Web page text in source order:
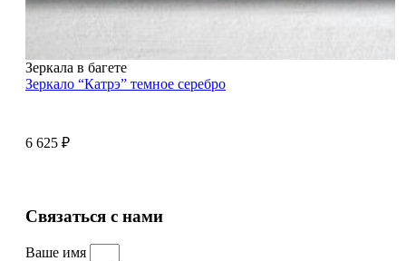
Зеркала в багете
Зеркало “Катрэ” темное серебро
6 625 ₽
Связаться с нами
Ваше имя